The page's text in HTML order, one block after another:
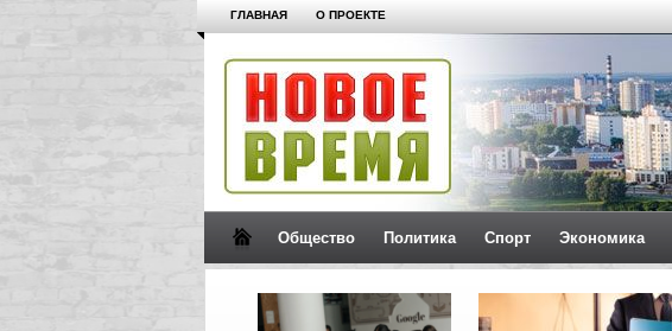
ГЛАВНАЯ О ПРОЕКТЕ
Общество Политика Спорт Экономика